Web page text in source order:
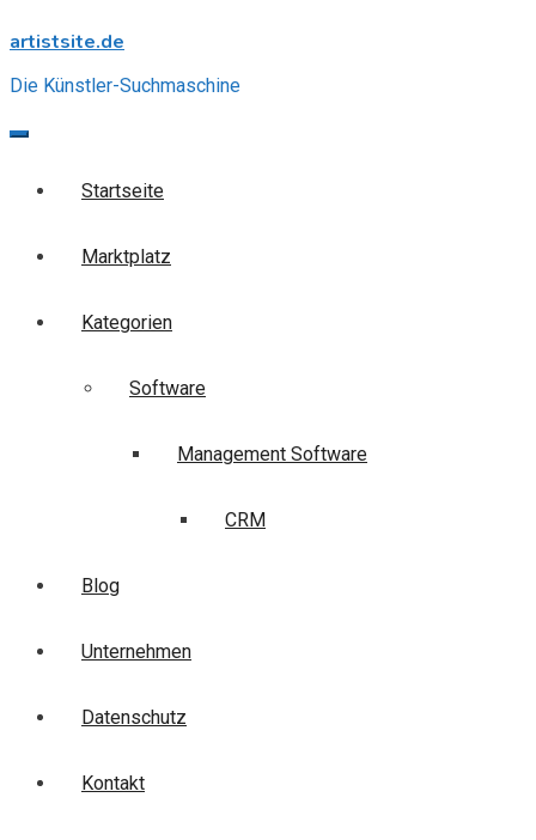
to
artistsite.de
Die Künstler-Suchmaschine
Startseite
Marktplatz
Kategorien
Software
Management Software
CRM
Blog
Unternehmen
Datenschutz
Kontakt